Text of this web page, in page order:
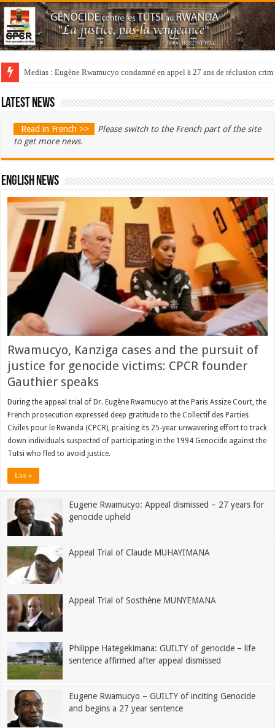
Medias : Eugène Rwamucyo condamné en appel à 27 ans de réclusion
Latest news
Read in French >>
Please switch to the French part of the site
to get more news.
English News
Rwamucyo, Kanziga cases and the pursuit of
justice for genocide victims: CPCR founder
Gauthier speaks
During the appeal trial of Dr. Eugène Rwamucyo at the Paris Assize Court, the
French prosecution expressed deep gratitude to the Collectif des Parties
Civiles pour le Rwanda (CPCR), praising its 25-year unwavering effort to track
down individuals suspected of participating in the 1994 Genocide against the
Tutsi who fled to avoid justice.
Lire »
Eugene Rwamucyo: Appeal dismissed – 27 years for
genocide upheld
Appeal Trial of Claude MUHAYIMANA
Appeal Trial of Sosthène MUNYEMANA
Philippe Hategekimana: GUILTY of genocide – life
sentence affirmed after appeal dismissed
Eugene Rwamucyo – GUILTY of inciting Genocide
and begins a 27 year sentence